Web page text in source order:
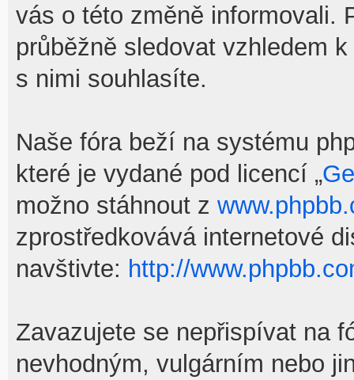
vás o této změně informovali.
průběžně sledovat vzhledem
s nimi souhlasíte.
Naše fóra beží na systému
které je vydané pod licencí „
možno stáhnout z
zprostředkovává internetové
navštivte: http://
Zavazujete se nepřispívat na
nevhodným, vulgárním nebo